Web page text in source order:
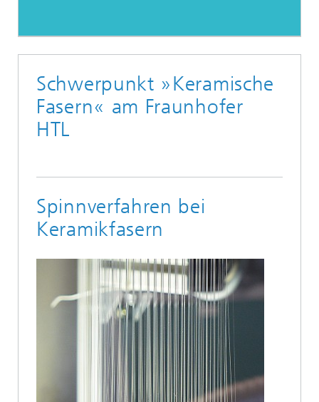
Schwerpunkt »Keramische
Fasern« am Fraunhofer
HTL
Spinnverfahren bei
Keramikfasern